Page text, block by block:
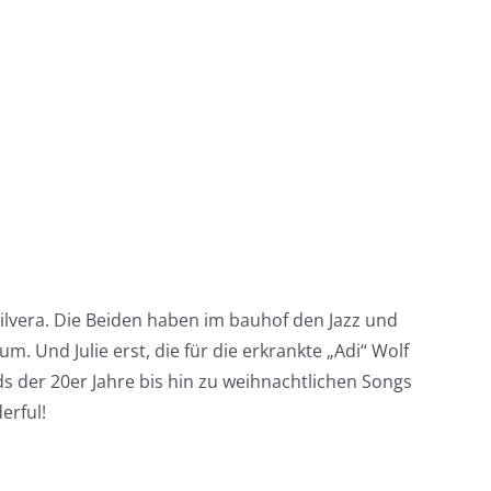
Die Beiden haben im bauhof den Jazz und
Und Julie erst, die für die erkrankte „Adi“ Wolf
20er Jahre bis hin zu weihnachtlichen Songs